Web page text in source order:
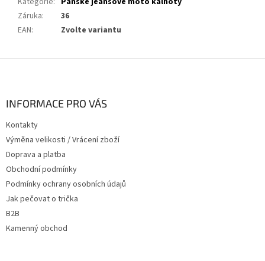
Záruka:
36
EAN: Zvolte variantu
INFORMACE PRO VÁS
Kontakty
Výměna velikosti / Vrácení zboží
Doprava a platba
Obchodní podmínky
Podmínky ochrany osobních údajů
Jak pečovat o trička
B2B
Kamenný obchod